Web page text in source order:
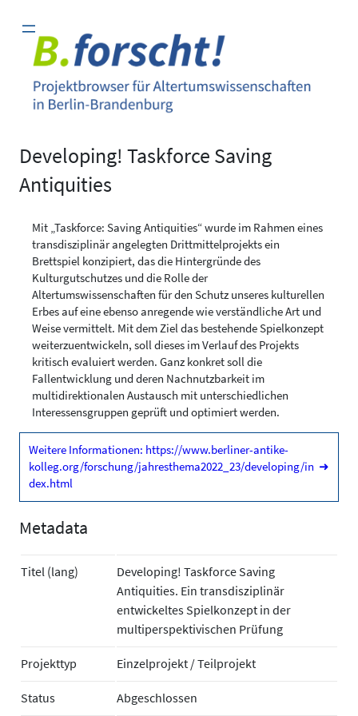
Inhalt
springen
Developing! Taskforce Saving
Antiquities
Mit „Taskforce: Saving Antiquities“ wurde im Rahmen eines
transdisziplinär angelegten Drittmittelprojekts ein
Brettspiel konzipiert, das die Hintergründe des
Kulturgutschutzes und die Rolle der
Altertumswissenschaften für den Schutz unseres kulturellen
Erbes auf eine ebenso anregende wie verständliche Art und
Weise vermittelt. Mit dem Ziel das bestehende Spielkonzept
weiterzuentwickeln, soll dieses im Verlauf des Projekts
kritisch evaluiert werden. Ganz konkret soll die
Fallentwicklung und deren Nachnutzbarkeit im
multidirektionalen Austausch mit unterschiedlichen
Interessensgruppen geprüft und optimiert werden.
Weitere Informationen: https://www.berliner-antike-
kolleg.org/forschung/jahresthema2022_23/developing/in
dex.html
➜
Metadata
Titel (lang)
Developing! Taskforce Saving
Antiquities. Ein transdisziplinär
entwickeltes Spielkonzept in der
multiperspektivischen Prüfung
Projekttyp Einzelprojekt / Teilprojekt
Status Abgeschlossen